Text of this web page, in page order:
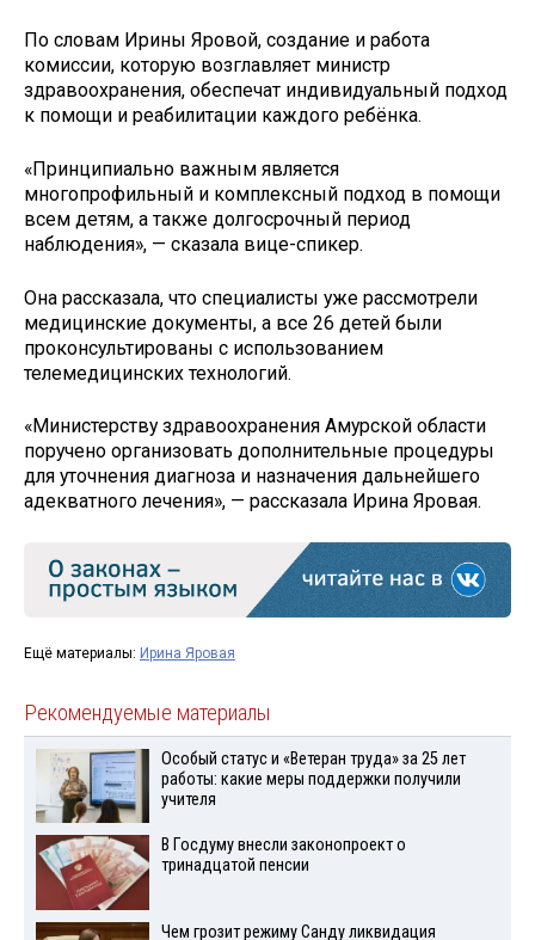
По словам Ирины Яровой, создание и работа
комиссии, которую возглавляет министр
здравоохранения, обеспечат индивидуальный подход
к помощи и реабилитации каждого ребёнка.
«Принципиально важным является
многопрофильный и комплексный подход в помощи
всем детям, а также долгосрочный период
наблюдения», — сказала вице-спикер.
Она рассказала, что специалисты уже рассмотрели
медицинские документы, а все 26 детей были
проконсультированы с использованием
телемедицинских технологий.
«Министерству здравоохранения Амурской области
поручено организовать дополнительные процедуры
для уточнения диагноза и назначения дальнейшего
адекватного лечения», — рассказала Ирина Яровая.
Ещё материалы: Ирина Яровая
Рекомендуемые материалы
Особый статус и «Ветеран труда» за 25 лет
работы: какие меры поддержки получили
учителя
В Госдуму внесли законопроект о
тринадцатой пенсии
Чем грозит режиму Санду ликвидация